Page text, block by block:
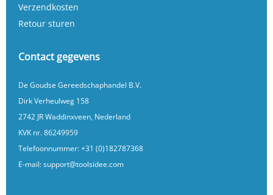
Verzendkosten
Retour sturen
Contact gegevens
De Goudse Gereedschaphandel B.V.
Dirk Verheulweg 158
2742 JR Waddinxveen, Nederland
KVK nr. 86249959
Telefoonnummer:+31 (0)182787368
E-mail:support@toolsidee.com